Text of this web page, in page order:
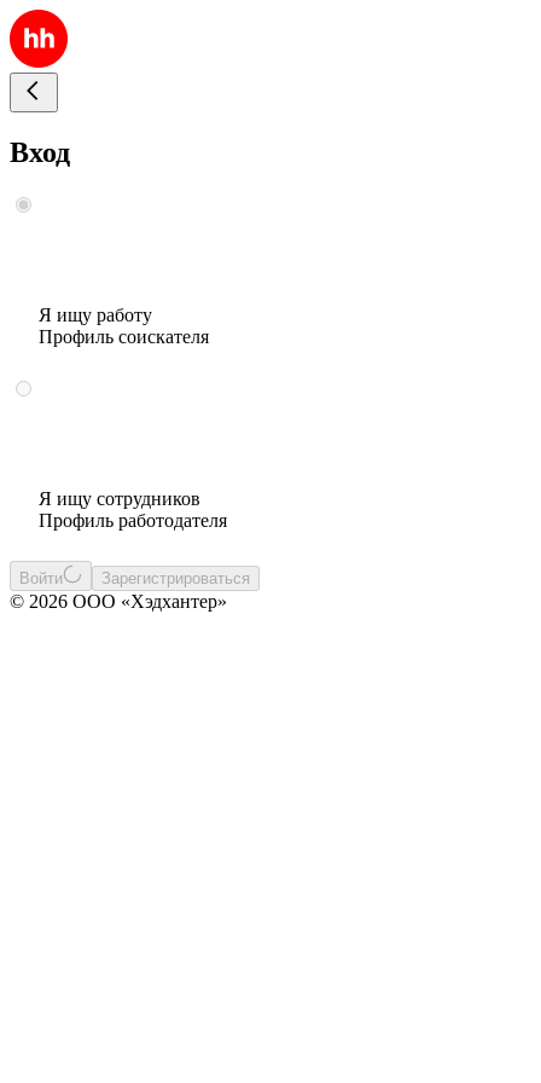
Вход
Я ищу работу
Профиль соискателя
Я ищу сотрудников
Профиль работодателя
Войти Зарегистрироваться
© 2026 ООО «Хэдхантер»